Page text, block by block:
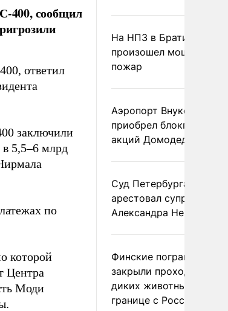
400, сообщил
ответил
заключили
в 5,5–6 млрд
по
которой
Центра
Моди
На НПЗ в Братиславе
произошел мощный
пожар
Аэропорт Внуково
приобрел блокпакет
акций Домодедово
Суд Петербурга заочно
арестовал супругу
Александра Невзорова
Финские пограничники
закрыли проходы для
диких животных на
границе с Россией